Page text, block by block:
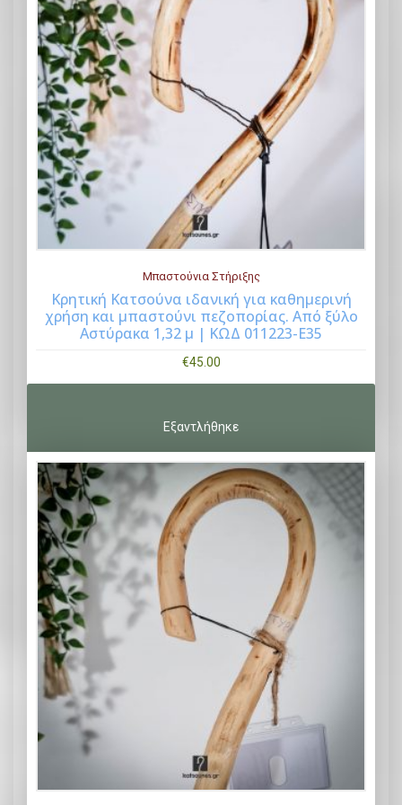
Buy Now
Μπαστούνια Στήριξης
Κρητική Κατσούνα ιδανική για καθημερινή
χρήση και μπαστούνι πεζοπορίας. Από ξύλο
Αστύρακα 1,32 μ | ΚΩΔ 011223-Ε35
€45.00